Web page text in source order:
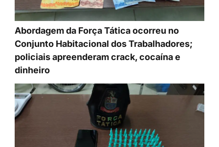
Abordagem da Força Tática ocorreu no
Conjunto Habitacional dos Trabalhadores;
policiais apreenderam crack, cocaína e
dinheiro